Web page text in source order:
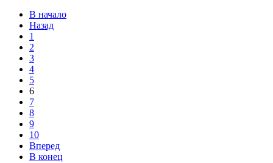
В начало
Назад
1
2
3
4
5
6
7
8
9
10
Вперед
В конец